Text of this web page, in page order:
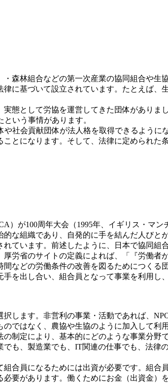
森林組合などの第一次産業の協同組合や生
に基づいて設立されています。たとえば
実態として労協を運営してきた団体がありま
いう事情があります。
社会貢献団体が法人格を取得できるように
とになります。そして、法律に定められ
が100周年大会（1995年、イギリス・マン
な組織であり、自発的に手を結んだ人び
ています。前述したように、日本で協同組
労省のサイトの定義によれば、「『労働者
などの労働条件の改善を図るためにつく
を出し合い、組合員となって事業を利用
します。非営利の事業・活動であれば、
ではなく、農協や生協のように加入して利
制定により、基本的にどのような事業分野
も、製造業でも、IT関連の仕事でも、法
合員になるためには出資が必要です。組合
要があります。働くためにお金（出資金